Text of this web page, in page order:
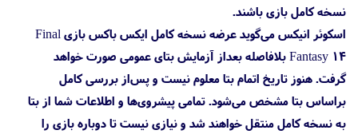
نسخه کامل بازی باشند.
اسکوئر انیکس می‌گوید عرضه نسخه کامل ایکس باکس بازی Final
Fantasy 14 بلافاصله بعداز آزمایش بتای عمومی صورت خواهد
گرفت. هنوز تاریخ اتمام بتا معلوم نیست و پس‌از بررسی کامل
براساس بتا مشخص می‌شود. تمامی پیشروی‌ها و اطلاعات شما از بتا
به نسخه کامل منتقل خواهند شد و نیازی نیست تا دوباره بازی را